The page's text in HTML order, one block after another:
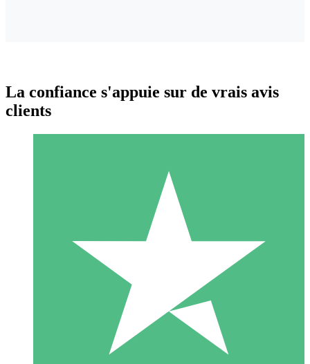
Packs de Crédits Individuels
Payez à l'utilisation avec des crédits de téléchargement. Sans
1 Téléchargement
10 00
La confiance s'appuie sur de vrais avis
clients